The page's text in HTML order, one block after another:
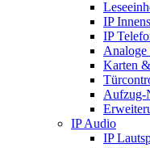
IP
IP
Analoge
Karten
Aufzug-
IP Audio
IP